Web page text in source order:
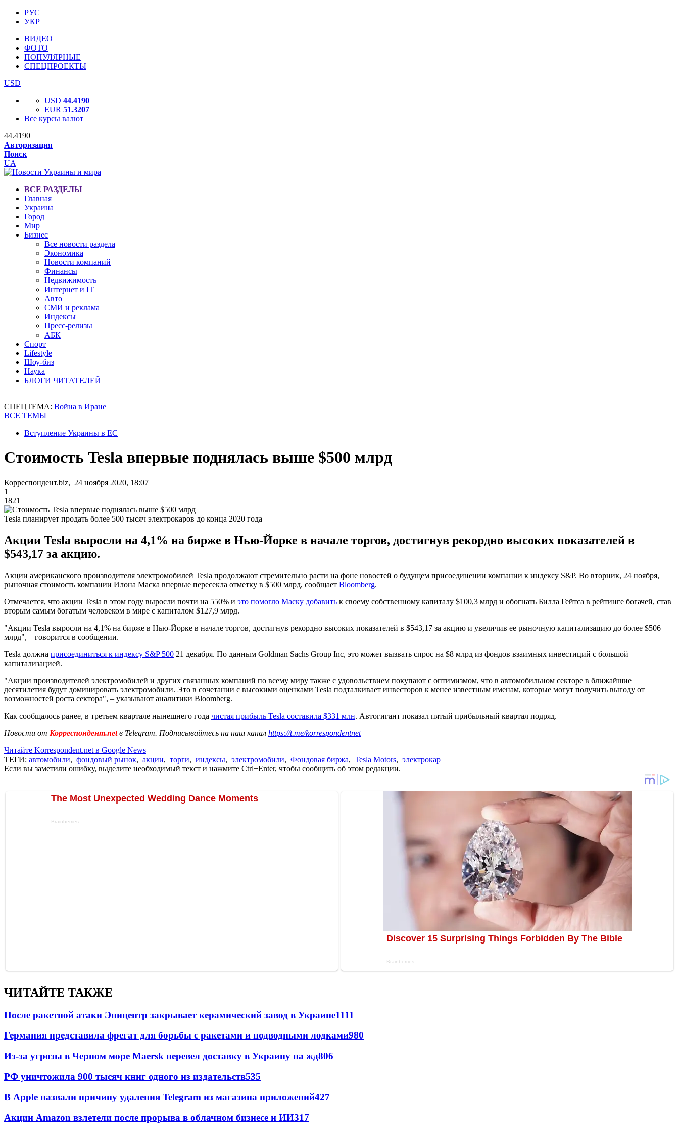
РУС
УКР
ВИДЕО
ФОТО
ПОПУЛЯРНЫЕ
СПЕЦПРОЕКТЫ
USD
USD 44.4190
EUR 51.3207
Все курсы валют
44.4190
Авторизация
Поиск
UA
ВСЕ РАЗДЕЛЫ
Главная
Украина
Город
Мир
Бизнес
Все новости раздела
Экономика
Новости компаний
Финансы
Недвижимость
Интернет и IT
Авто
СМИ и реклама
Индексы
Пресс-релизы
АБК
Спорт
Lifestyle
Шоу-биз
Наука
БЛОГИ ЧИТАТЕЛЕЙ
СПЕЦТЕМА: Война в Иране
ВСЕ ТЕМЫ
Вступление Украины в ЕС
Стоимость Tesla впервые поднялась выше $500 млрд
Корреспондент.biz, 24 ноября 2020, 18:07
1
1821
Tesla планирует продать более 500 тысяч электрокаров до конца 2020 года
Акции Tesla выросли на 4,1% на бирже в Нью-Йорке в начале торгов, достигнув рекордно высоких показателей в
$543,17 за акцию.
Акции американского производителя электромобилей Tesla продолжают стремительно расти на фоне новостей о будущем присоединении компании к индексу S&P. Во вторник, 24 ноября,
рыночная стоимость компании Илона Маска впервые пересекла отметку в $500 млрд, сообщает Bloomberg.
Отмечается, что акции Tesla в этом году выросли почти на 550% и это помогло Маску добавить к своему собственному капиталу $100,3 млрд и обогнать Билла Гейтса в рейтинге богачей, став
вторым самым богатым человеком в мире с капиталом $127,9 млрд.
"Акции Tesla выросли на 4,1% на бирже в Нью-Йорке в начале торгов, достигнув рекордно высоких показателей в $543,17 за акцию и увеличив ее рыночную капитализацию до более $506
млрд", – говорится в сообщении.
Tesla должна присоединиться к индексу S&P 500 21 декабря. По данным Goldman Sachs Group Inc, это может вызвать спрос на $8 млрд из фондов взаимных инвестиций с большой
капитализацией.
"Акции производителей электромобилей и других связанных компаний по всему миру также с удовольствием покупают с оптимизмом, что в автомобильном секторе в ближайшие
десятилетия будут доминировать электромобили. Это в сочетании с высокими оценками Tesla подталкивает инвесторов к менее известным именам, которые могут получить выгоду от
возможностей роста сектора", – указывают аналитики Bloomberg.
Как сообщалось ранее, в третьем квартале нынешнего года чистая прибыль Tesla составила $331 млн. Автогигант показал пятый прибыльный квартал подряд.
Новости от Корреспондент.netв Telegram. Подписывайтесь на наш канал https://t.me/korrespondentnet
Читайте Korrespondent.net в Google News
ТЕГИ: автомобили, фондовый рынок, акции, торги, индексы, электромобили, Фондовая биржа, Tesla Motors, электрокар
Если вы заметили ошибку, выделите необходимый текст и нажмите Ctrl+Enter, чтобы сообщить об этом редакции.
ЧИТАЙТЕ ТАКЖЕ
После ракетной атаки Эпицентр закрывает керамический завод в Украине1111
Германия представила фрегат для борьбы с ракетами и подводными лодками980
Из-за угрозы в Черном море Maersk перевел доставку в Украину на жд806
РФ уничтожила 900 тысяч книг одного из издательств535
В Apple назвали причину удаления Telegram из магазина приложений427
Акции Amazon взлетели после прорыва в облачном бизнесе и ИИ317